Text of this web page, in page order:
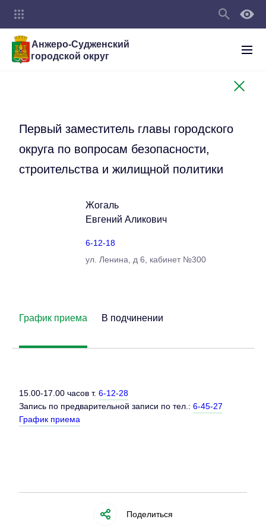
Анжеро-Судженский
городской округ
Первый заместитель главы городского
округа по вопросам безопасности,
строительства и жилищной политики
Жогаль
Евгений Аликович
6-12-18
ул. Ленина, д 6, кабинет №300
График приема В подчинении
15.00-17.00 часов т. 6-12-28
Запись по предварительной записи по тел.: 6-45-27
График приема
Поделиться